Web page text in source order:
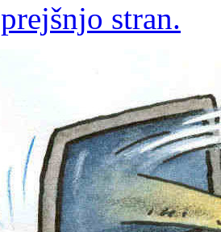
prejšnjo stran.